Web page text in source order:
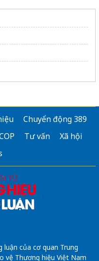
Chuyển động 389
Tư vấn
Xã hội
luận của cơ quan Trung
vệ Thương hiệu Việt Nam